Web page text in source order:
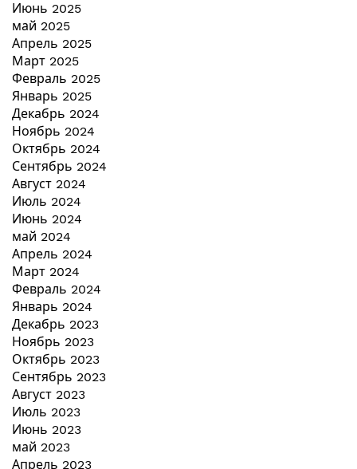
Июнь 2025
май 2025
Апрель 2025
Март 2025
Февраль 2025
Январь 2025
Декабрь 2024
Ноябрь 2024
Октябрь 2024
Сентябрь 2024
Август 2024
Июль 2024
Июнь 2024
май 2024
Апрель 2024
Март 2024
Февраль 2024
Январь 2024
Декабрь 2023
Ноябрь 2023
Октябрь 2023
Сентябрь 2023
Август 2023
Июль 2023
Июнь 2023
май 2023
Апрель 2023